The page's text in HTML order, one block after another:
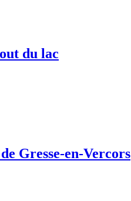
du lac
Gresse-en-Vercors